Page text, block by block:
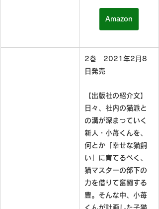
Amazon
2巻　2021年2月8
日発売
【出版社の紹介文】
日々、社内の猫派と
の溝が深まっていく
新人・小苺くんを、
何とか「幸せな猫飼
い」に育てるべく、
猫マスターの部下の
力を借りて奮闘する
豊。そんな中、小苺
くんが計画した子猫